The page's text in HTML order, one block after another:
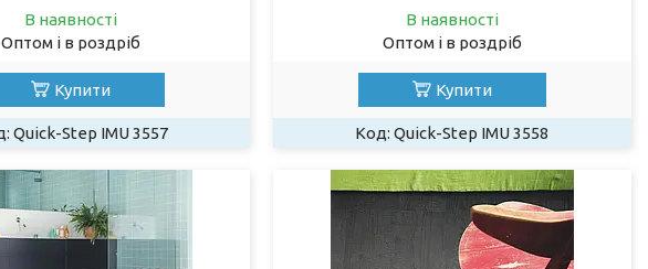
В наявності
Оптом і в роздріб
Купити
Quick-Step IMU 3557
В наявності
Оптом і в роздріб
Купити
Quick-Step IMU 3558